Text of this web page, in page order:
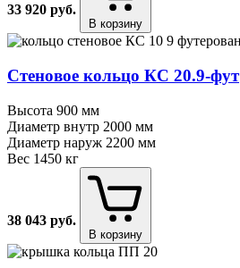
33 920 руб.
В корзину
Стеновое кольцо КС 20.9⁠-⁠фут
Высота 900 мм
Диаметр внутр 2000 мм
Диаметр наруж 2200 мм
Вес 1450 кг
38 043 руб.
В корзину